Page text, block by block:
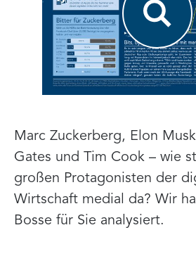
Marc Zuckerberg, Elon
Gates und Tim Cook – wie
großen Protagonisten der
Wirtschaft medial da? Wir
Bosse für Sie analysiert.